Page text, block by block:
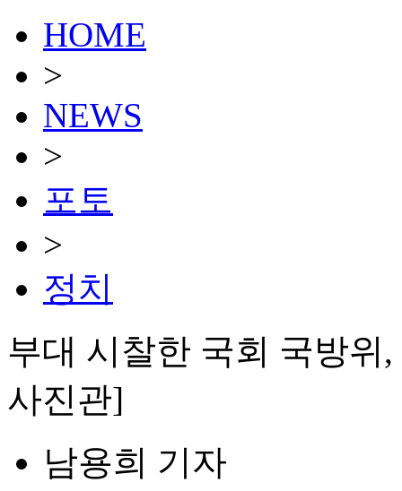
HOME
>
NEWS
>
포토
>
정치
부대 시찰한 국회 국방위
사진관]
남용희 기자